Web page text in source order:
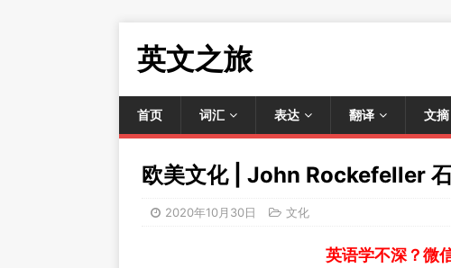
英文之旅
首页 词汇 表达 翻译 文摘
欧美文化 | John Rockefeller
2020年10月30日 文化
英语学不深？微